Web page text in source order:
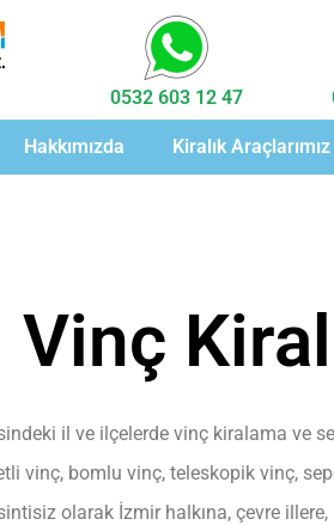
0532 603 12 47
Hakkımızda Kiralık Araçlarımız
Vinç
il ve ilçelerde vinç kiralama ve
vinç, bomlu vinç, teleskopik vinç,
olarak İzmir halkına, çevre